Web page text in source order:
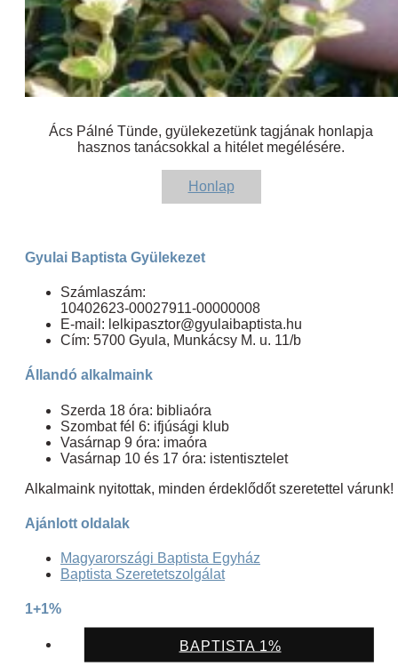
Ács Pálné Tünde, gyülekezetünk tagjának honlapja
hasznos tanácsokkal a hitélet megélésére.
Honlap
Gyulai Baptista Gyülekezet
Számlaszám:
10402623-00027911-00000008
E-mail: lelkipasztor@gyulaibaptista.hu
Cím: 5700 Gyula, Munkácsy M. u. 11/b
Állandó alkalmaink
Szerda 18 óra: bibliaóra
Szombat fél 6: ifjúsági klub
Vasárnap 9 óra: imaóra
Vasárnap 10 és 17 óra: istentisztelet
Alkalmaink nyitottak, minden érdeklődőt szeretettel várunk!
Ajánlott oldalak
Magyarországi Baptista Egyház
Baptista Szeretetszolgálat
1+1%
BAPTISTA 1%